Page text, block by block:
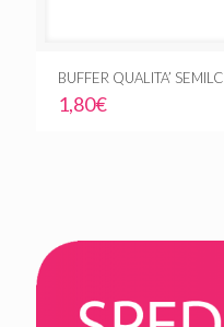
BUFFER QUALITA’ SEMILC
1,80€